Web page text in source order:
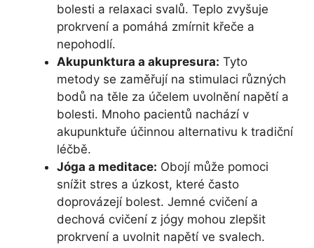
bolesti a relaxaci svalů. Teplo zvyšuje
prokrvení a pomáhá zmírnit křeče a
nepohodlí.
Akupunktura a akupresura: Tyto
metody se zaměřují na stimulaci různých
bodů na těle za účelem uvolnění napětí a
bolesti. Mnoho pacientů nachází v
akupunktuře účinnou alternativu k tradiční
léčbě.
Jóga a meditace: Obojí může pomoci
snížit stres a úzkost, které často
doprovázejí bolest. Jemné cvičení a
dechová cvičení z jógy mohou zlepšit
prokrvení a uvolnit napětí ve svalech.